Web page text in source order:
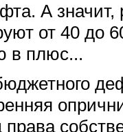
А
от 40 до
в плюс...